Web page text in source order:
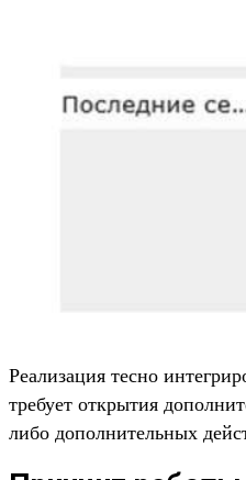
Реализация тесно
требует открытия
либо дополнительных